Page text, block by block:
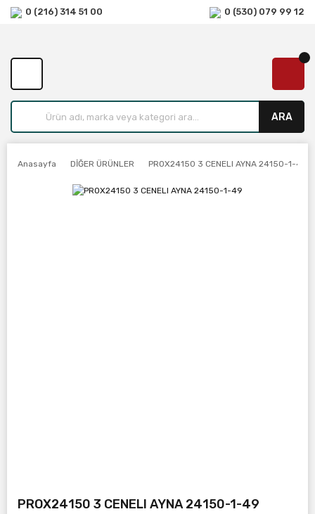
0 (216) 314 51 00 0 (530) 079 99 12
ARA
Anasayfa DİĞER ÜRÜNLER PROX24150 3 CENELI AYNA 24150-1-49
PROX24150 3 CENELI AYNA 24150-1-49